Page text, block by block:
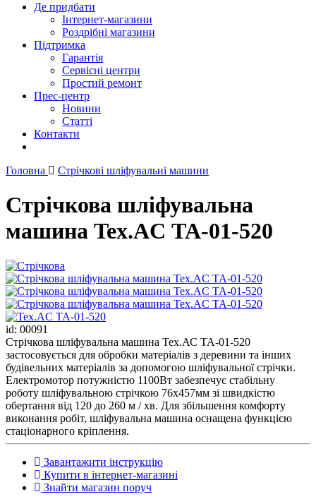
Де придбати
Інтернет-магазини
Роздрібні магазини
Підтримка
Гарантія
Сервісні центри
Простий ремонт
Прес-центр
Новини
Статті
Контакти
Головна Стрічкові шліфувальні машини
Стрічкова шліфувальна
машина Tex.AC ТА-01-520
id: 00091
Стрічкова шліфувальна машина Тех.АС ТА-01-520
застосовується для обробки матеріалів з деревини та інших
будівельних матеріалів за допомогою шліфувальної стрічки.
Електромотор потужністю 1100Вт забезпечує стабільну
роботу шліфувальною стрічкою 76х457мм зі швидкістю
обертання від 120 до 260 м / хв. Для збільшення комфорту
виконання робіт, шліфувальна машина оснащена функцією
стаціонарного кріплення.
Завантажити інструкцію
Купити в інтернет-магазині
Знайти магазин поруч